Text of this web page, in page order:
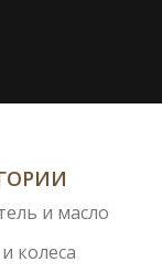
и масло
колеса